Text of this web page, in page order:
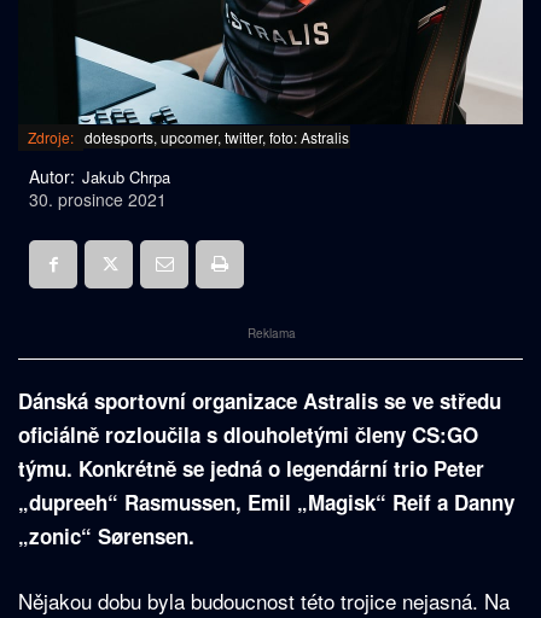
Zdroje: dotesports, upcomer, twitter, foto: Astralis
Autor: Jakub Chrpa
30. prosince 2021
Reklama
Dánská sportovní organizace Astralis se ve středu
oficiálně rozloučila s dlouholetými členy CS:GO
týmu. Konkrétně se jedná o legendární trio Peter
„dupreeh“ Rasmussen, Emil „Magisk“ Reif a Danny
„zonic“ Sørensen.
Nějakou dobu byla budoucnost této trojice nejasná. Na